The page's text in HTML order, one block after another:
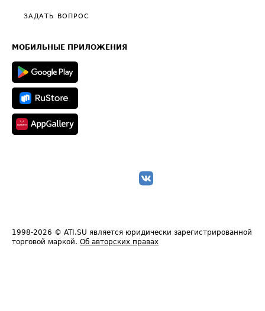
Общие положения
Полезное по перевозкам
Техническая информация
ЗАДАТЬ ВОПРОС
МОБИЛЬНЫЕ ПРИЛОЖЕНИЯ
1998-2026 © ATI.SU является юридически зарегистрированной
торговой маркой. Об авторских правах